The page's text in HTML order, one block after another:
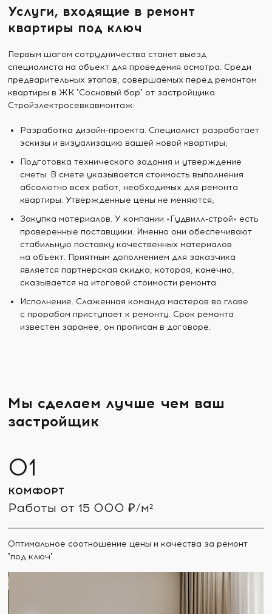
Услуги, входящие в ремонт
квартиры под ключ
Первым шагом сотрудничества станет выезд
специалиста на объект для проведения осмотра. Среди
предварительных этапов, совершаемых перед ремонтом
квартиры в ЖК "Сосновый бор" от застройщика
Стройэлектросевкавмонтаж:
Разработка дизайн-проекта. Специалист разработает
эскизы и визуализацию вашей новой квартиры;
Подготовка технического задания и утверждение
сметы. В смете указывается стоимость выполнения
абсолютно всех работ, необходимых для ремонта
квартиры. Утвержденные цены не меняются;
Закупка материалов. У компании «Гудвилл-строй» есть
проверенные поставщики. Именно они обеспечивают
стабильную поставку качественных материалов
на объект. Приятным дополнением для заказчика
является партнерская скидка, которая, конечно,
сказывается на итоговой стоимости ремонта.
Исполнение. Слаженная команда мастеров во главе
с прорабом приступает к ремонту. Срок ремонта
известен заранее, он прописан в договоре.
Мы сделаем лучше чем ваш
застройщик
КОМФОРТ
Работы от 15 000 ₽/м²
Оптимальное соотношение цены и качества за ремонт
"под ключ".